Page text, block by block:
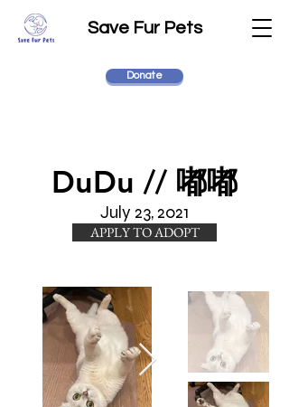
Save Fur Pets
Donate
DuDu // 嘟嘟
July 23, 2021
APPLY TO ADOPT